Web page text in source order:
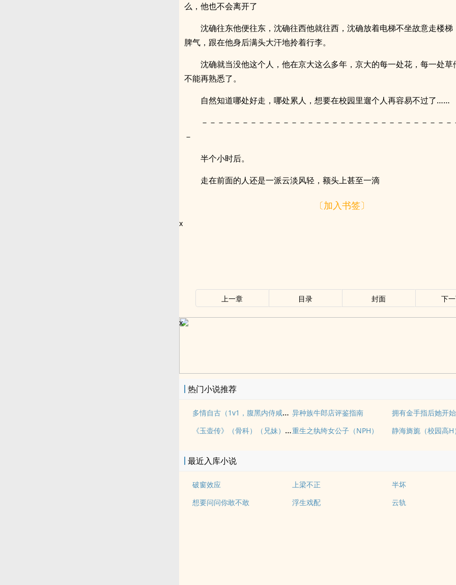
么，他也不会离开了
沈确往东他便往东，沈确往西他就往西，沈确放着电梯不坐故意走楼梯
脾气，跟在他身后满头大汗地拎着行李。
沈确就当没他这个人，他在京大这么多年，京大的每一处花，每一处草
不能再熟悉了。
自然知道哪处好走，哪处累人，想要在校园里遛个人再容易不过了……
－－－－－－－－－－－－－－－－－－－－－－－－－－－－－－－
－
半个小时后。
走在前面的人还是一派云淡风轻，额头上甚至一滴
〔加入书签〕
x
上一章 目录 封面 下
x
热门小说推荐
多情自古（1v1，腹黑内侍咸鱼皇后） 异种族牛郎店评鉴指南
《玉壶传》（骨科）（兄妹）（np）重生之纨绔女公子（NPH） 静海旖旎（校园高H
最近入库小说
破窗效应 上梁不正
半坏
想要问问你敢不敢
浮生戏配 云轨